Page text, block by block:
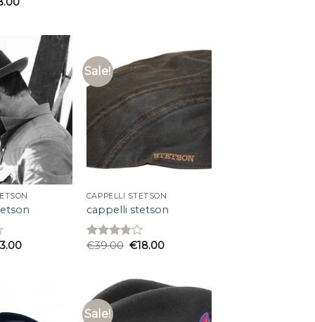
Sale!
CAPPELLI STETSON
cappelli stetson
Rated
€39.00 €18.00
Sale!